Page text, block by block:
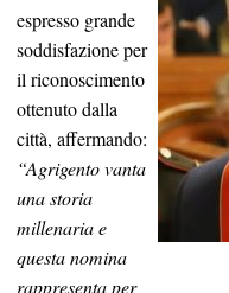
espresso grande
soddisfazione per
il riconoscimento
ottenuto dalla
città, affermando:
“Agrigento vanta
una storia
millenaria e
questa nomina
rappresenta per